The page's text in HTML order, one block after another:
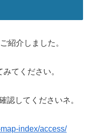
紹介しました。
てください。
認してくださいネ。
index/access/